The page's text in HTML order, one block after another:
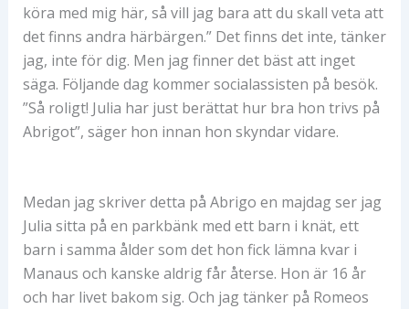
köra med mig här, så vill jag bara att du skall veta att
det finns andra härbärgen.” Det finns det inte, tänker
jag, inte för dig. Men jag finner det bäst att inget
säga. Följande dag kommer socialassisten på besök.
”Så roligt! Julia har just berättat hur bra hon trivs på
Abrigot”, säger hon innan hon skyndar vidare.
Medan jag skriver detta på Abrigo en majdag ser jag
Julia sitta på en parkbänk med ett barn i knät, ett
barn i samma ålder som det hon fick lämna kvar i
Manaus och kanske aldrig får återse. Hon är 16 år
och har livet bakom sig. Och jag tänker på Romeos